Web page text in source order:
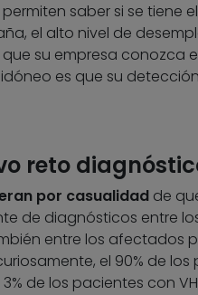
saber si se tiene
el alto nivel de
su empresa conozca
es que su
reto
por casualidadde
de diagnósticos entre
entre los afectados
el 90% de los
de los pacientes con